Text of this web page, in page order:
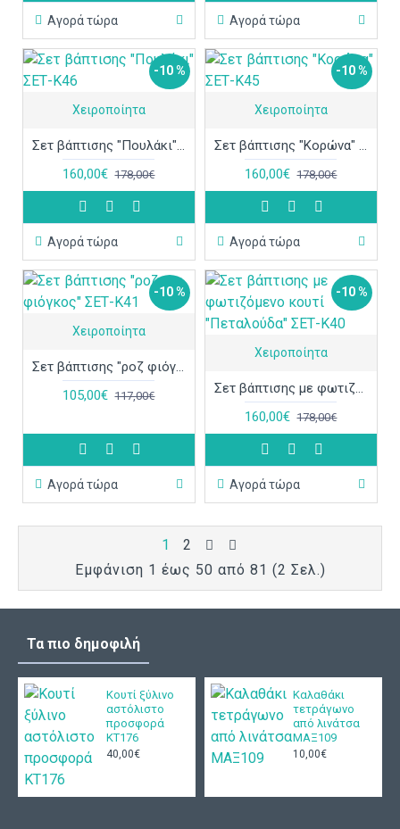
Αγορά τώρα Αγορά τώρα
-10 %
Χειροποίητα
Σετ βάπτισης "Πουλάκι" ΣΕΤ-Κ46
160,00€ 178,00€
Αγορά τώρα
-10 %
Χειροποίητα
Σετ βάπτισης "Κορώνα" ΣΕΤ-Κ45
160,00€ 178,00€
Αγορά τώρα
-10 %
Χειροποίητα
Σετ βάπτισης "ροζ φιόγκος" ΣΕΤ-Κ41
105,00€ 117,00€
Αγορά τώρα
-10 %
Χειροποίητα
Σετ βάπτισης με φωτιζόμενο κουτί "Πεταλούδα" ΣΕΤ-Κ40
160,00€ 178,00€
Αγορά τώρα
1
2
Εμφάνιση 1 έως 50 από 81 (2 Σελ.)
Τα πιο δημοφιλή
Κουτί ξύλινο
αστόλιστο
προσφορά
ΚΤ176
40,00€
Καλαθάκι
τετράγωνο
από λινάτσα
ΜΑΞ109
10,00€